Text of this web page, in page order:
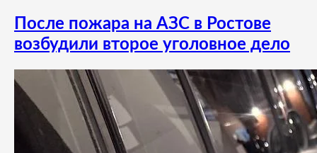
После пожара на АЗС в Ростове
возбудили второе уголовное дело